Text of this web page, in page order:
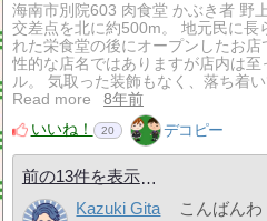
海南市別院603 肉食堂 かぶき者 野
交差点を北に約500m。 地元民に長
れた栄食堂の後にオープンしたお店
性的な店名ではありますが店内は至
ル。 気取った装飾もなく、落ち着い
Read more
8年前
いいね！
20 デコピー
前の13件を表示
Kazuki Gita
こんばんわ